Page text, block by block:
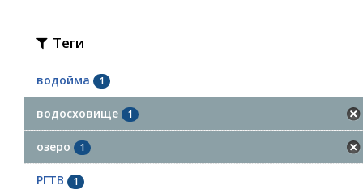
Теги
водойма 1
водосховище 1
озеро 1
РГТВ 1